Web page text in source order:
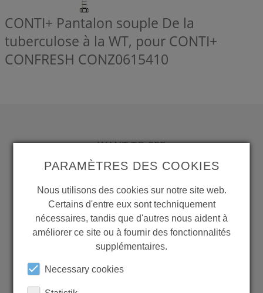
CONTI+ Pantalon souple De la
tuberculose à la WT, pour CONTI+
CONFRESH CONZ0615410
WANT TO SEE
MORE PRODUCTS?
Back to overview
PARAMÈTRES DES COOKIES
Nous utilisons des cookies sur notre site web.
Certains d'entre eux sont techniquement
nécessaires, tandis que d'autres nous aident à
améliorer ce site ou à fournir des fonctionnalités
supplémentaires.
Necessary cookies